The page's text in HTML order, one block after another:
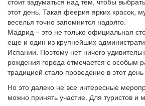
этот день. Такая феерия ярких красок,
веселья точно запомнится надолго.
Мадрид – это не только официальная
еще и один из крупнейших
Испании. Поэтому нет ничего
рождения города отмечается с особым
традицией стало проведение в этот
Но это далеко не все интересные
можно принять участие. Для туристов и